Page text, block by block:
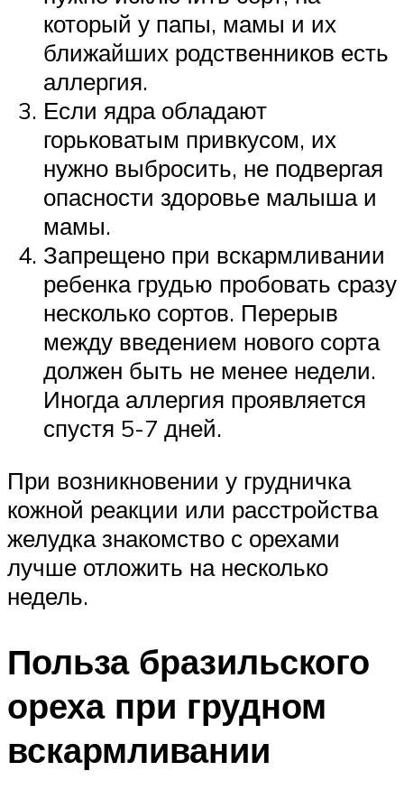
который у папы, мамы и их
ближайших родственников есть
аллергия.
Если ядра обладают
горьковатым привкусом, их
нужно выбросить, не подвергая
опасности здоровье малыша и
мамы.
Запрещено при вскармливании
ребенка грудью пробовать сразу
несколько сортов. Перерыв
между введением нового сорта
должен быть не менее недели.
Иногда аллергия проявляется
спустя 5-7 дней.
При возникновении у грудничка
кожной реакции или расстройства
желудка знакомство с орехами
лучше отложить на несколько
недель.
Польза бразильского
ореха при грудном
вскармливании